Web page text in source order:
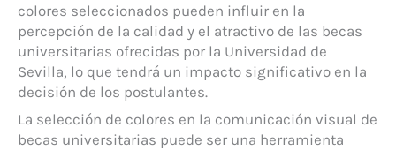
colores seleccionados pueden influir en la
percepción de la calidad y el atractivo de las becas
universitarias ofrecidas por la Universidad de
Sevilla, lo que tendrá un impacto significativo en la
decisión de los postulantes.
La selección de colores en la comunicación visual de
becas universitarias puede ser una herramienta